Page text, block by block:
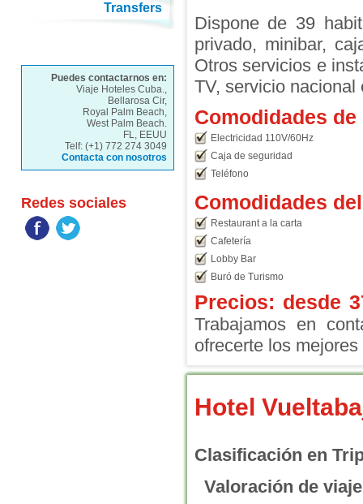
Dispone de 39
privado, minibar,
Otros servicios e
TV, servicio
Comodidades
Electricidad 110V/60Hz
Caja de seguridad
Teléfono
Comodidades
Restaurant a la carta
Cafetería
Lobby Bar
Buró de Turismo
Precios: desde
Trabajamos en
ofrecerte los
Hotel
Clasificación en
Valoración de
Transfers
Puedes contactarnos en:
Viaje Hoteles Cuba.,
Bellarosa Cir,
Royal Palm Beach,
West Palm Beach.
FL, EEUU
Telf: (+1) 772 274 3049
Contacta con nosotros
Redes sociales